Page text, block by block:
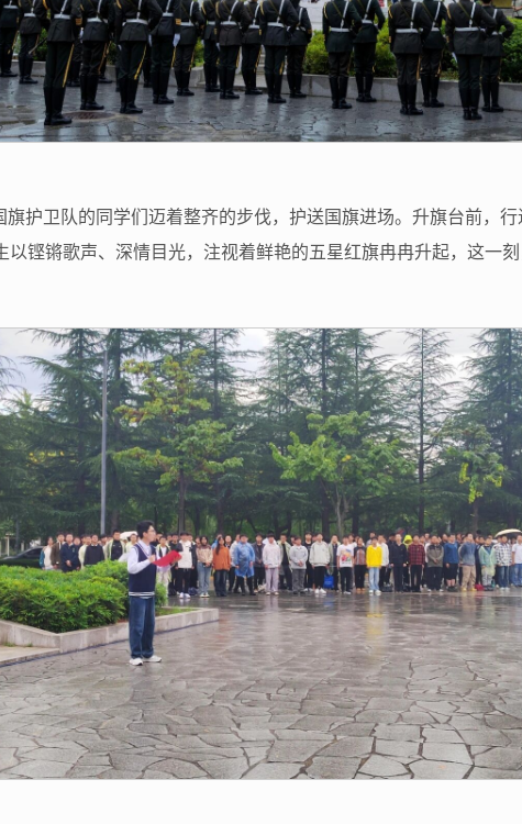
护卫队的同学们迈着整齐的步伐，护送国旗进场。升旗台前，
铿锵歌声、深情目光，注视着鲜艳的五星红旗冉冉升起，这一